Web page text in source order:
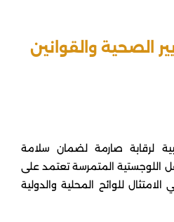
الصحية والقوانين
لرقابة صارمة لضمان سلامة
اللوجستية المتمرسة تعتمد على
للوائح المحلية والدولية